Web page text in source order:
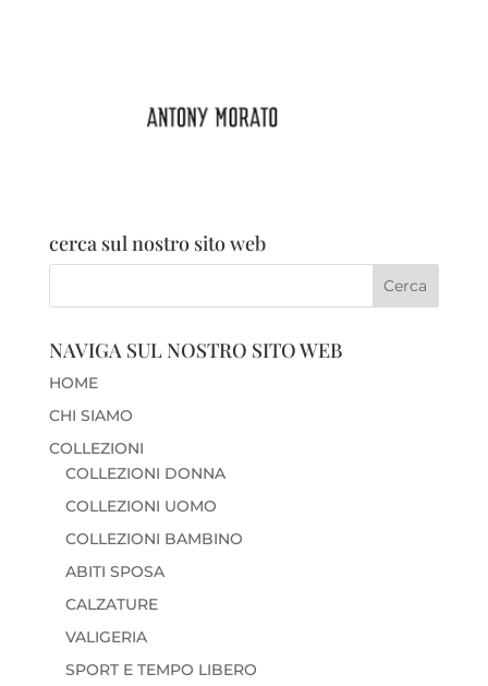
cerca sul nostro sito web
NAVIGA SUL NOSTRO SITO WEB
HOME
CHI SIAMO
COLLEZIONI
COLLEZIONI DONNA
COLLEZIONI UOMO
COLLEZIONI BAMBINO
ABITI SPOSA
CALZATURE
VALIGERIA
SPORT E TEMPO LIBERO